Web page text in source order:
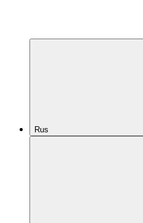
Rus